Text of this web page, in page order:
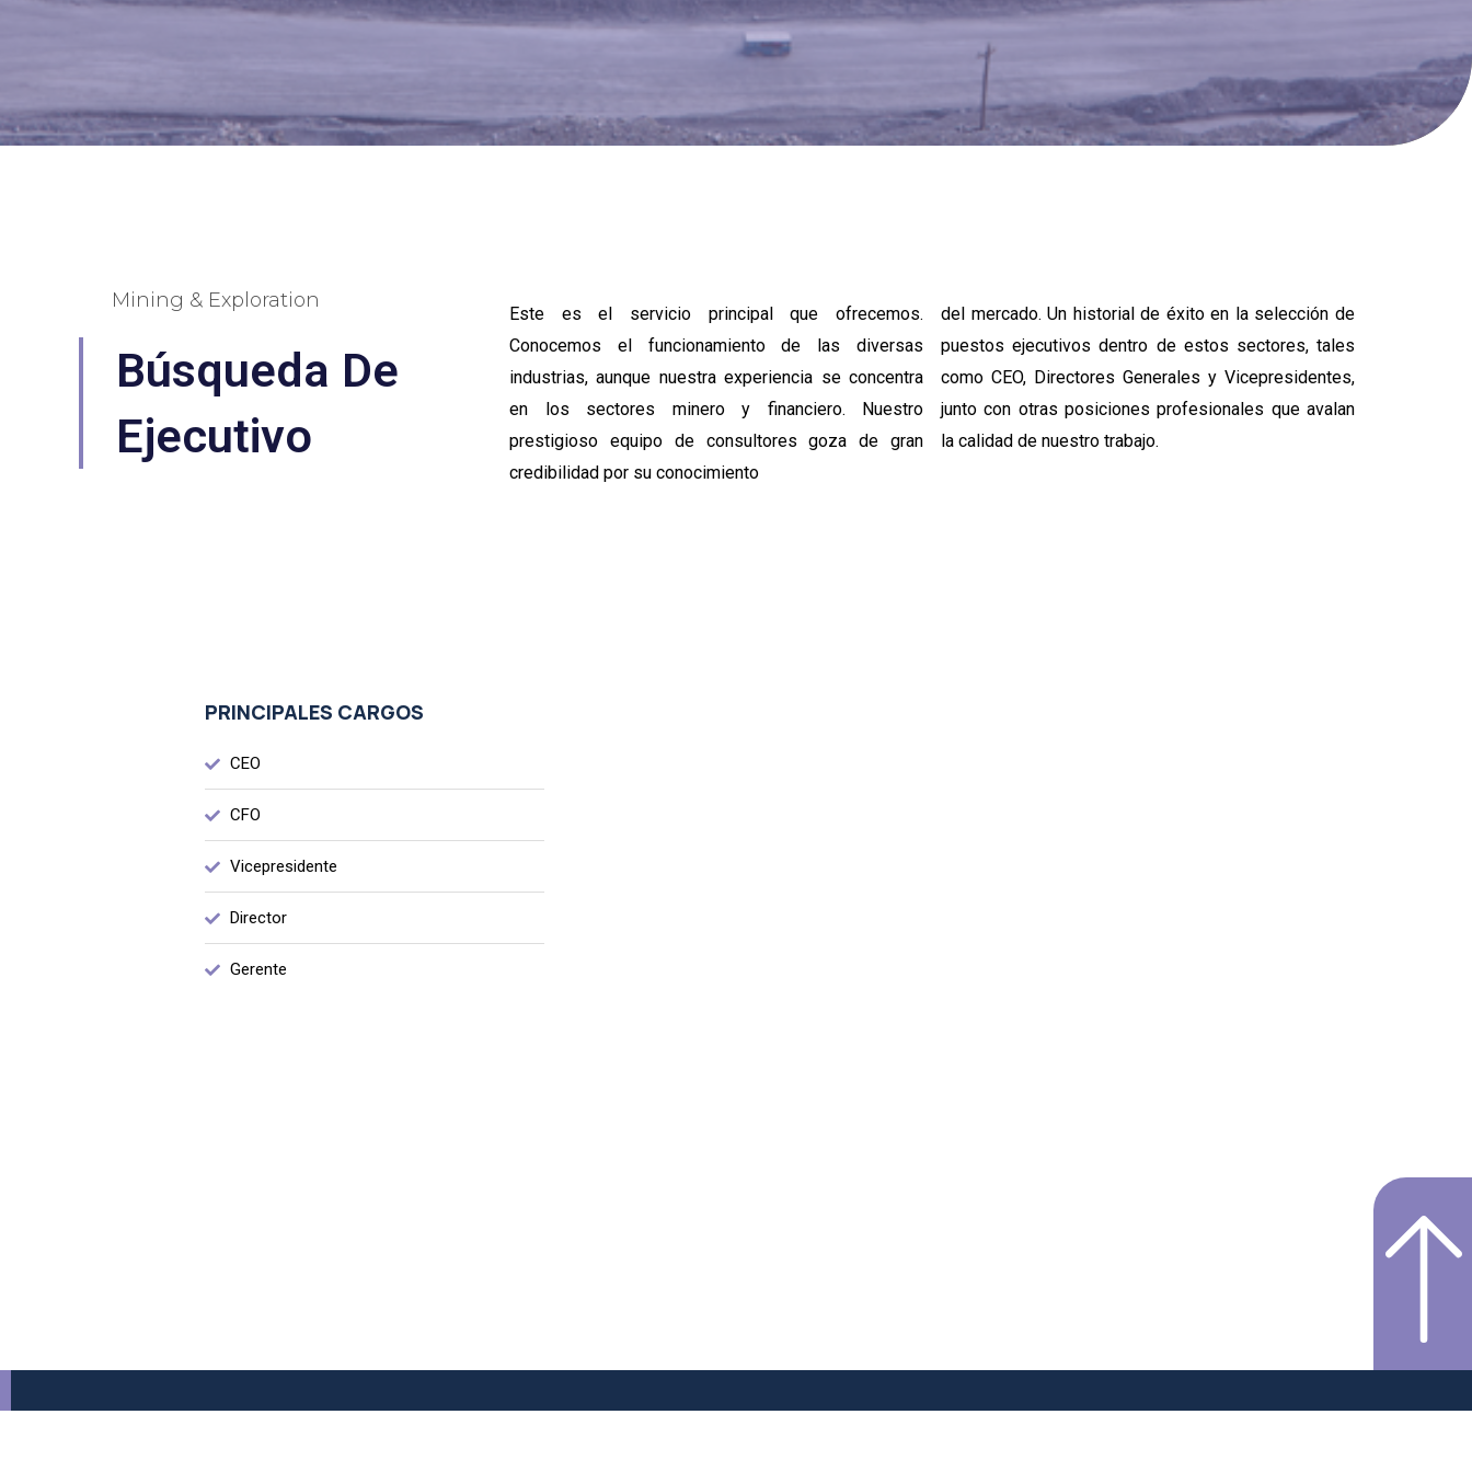
Mining & Exploration
Búsqueda De
Ejecutivo
Este es el servicio principal que ofrecemos.
Conocemos el funcionamiento de las diversas
industrias, aunque nuestra experiencia se concentra
en los sectores minero y financiero. Nuestro
prestigioso equipo de consultores goza de gran
credibilidad por su conocimiento
del mercado. Un historial de éxito en la selección de
puestos ejecutivos dentro de estos sectores, tales
como CEO, Directores Generales y Vicepresidentes,
junto con otras posiciones profesionales que avalan
la calidad de nuestro trabajo.
PRINCIPALES CARGOS
CEO
CFO
Vicepresidente
Director
Gerente